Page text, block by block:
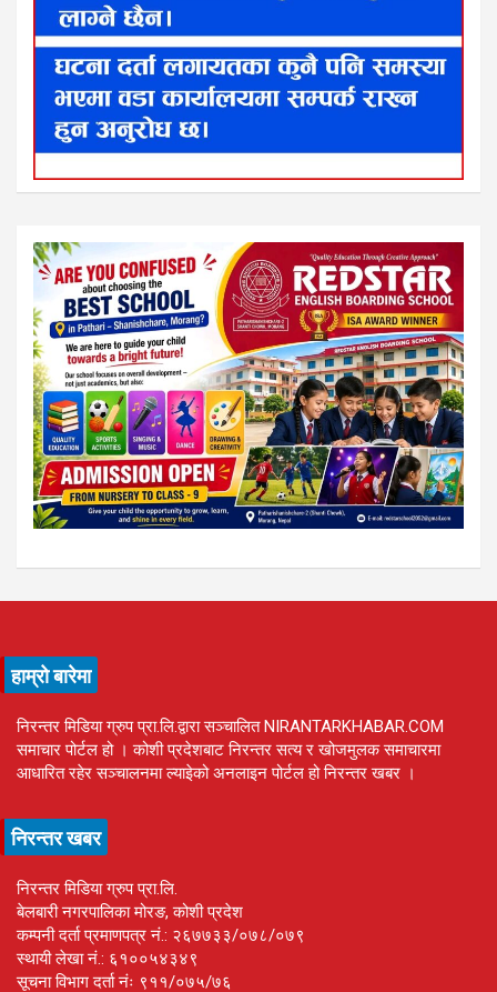
हाम्रो बारेमा
निरन्तर मिडिया ग्रुप प्रा.लि.द्वारा सञ्चालित NIRANTARKHABAR.COM
समाचार पोर्टल हो । कोशी प्रदेशबाट निरन्तर सत्य र खोजमुलक समाचारमा
आधारित रहेर सञ्चालनमा ल्याइेको अनलाइन पोर्टल हो निरन्तर खबर ।
निरन्तर खबर
निरन्तर मिडिया ग्रुप प्रा.लि.
बेलबारी नगरपालिका मोरङ, कोशी प्रदेश
कम्पनी दर्ता प्रमाणपत्र नं.: २६७७३३/०७८/०७९
स्थायी लेखा नं.: ६१००५४३४९
सूचना विभाग दर्ता नंः ९११/०७५/७६